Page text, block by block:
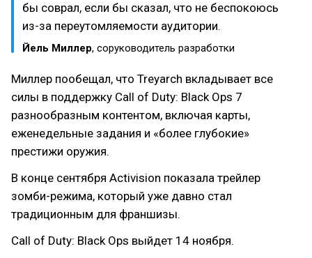
бы соврал, если бы сказал, что не беспокоюсь
из-за переутомляемости аудитории.
Йель Миллер, соруководитель разработки
Миллер пообещал, что Treyarch вкладывает все
силы в поддержку Call of Duty: Black Ops 7
разнообразным контентом, включая карты,
еженедельные задания и «более глубокие»
престижи оружия.
В конце сентября Activision показала трейлер
зомби-режима, который уже давно стал
традиционным для франшизы.
Call of Duty: Black Ops выйдет 14 ноября.